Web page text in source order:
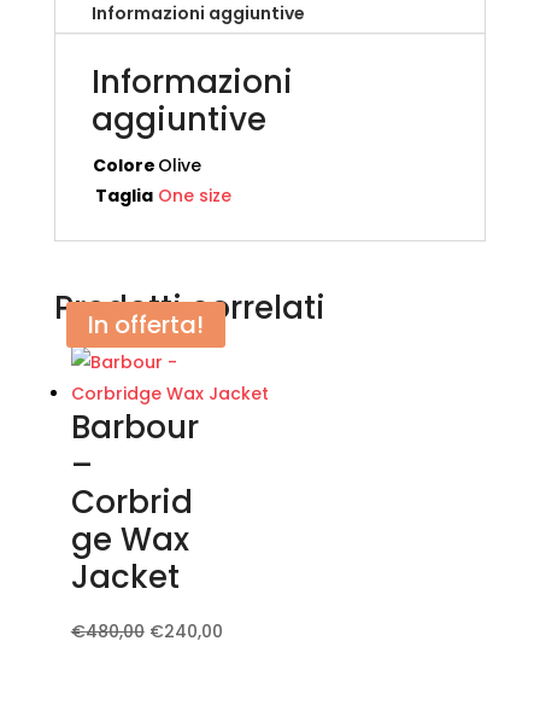
Informazioni aggiuntive
Informazioni
aggiuntive
Colore Olive
Taglia One size
Prodotti correlati
In offerta!
Barbour
–
Corbrid
ge Wax
Jacket
€480,00 Il
€240,00